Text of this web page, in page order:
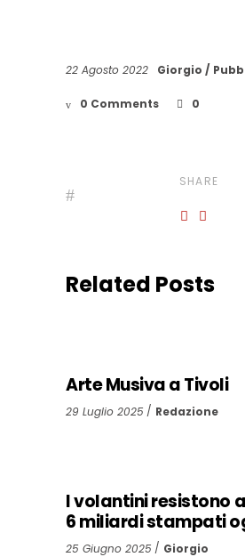
22 Agosto 2022 Giorgio
0 Comments 0
SHARE
Related Posts
Arte Musiva a Tivoli
29 Luglio 2025 Redazione
I volantini resistono
6 miliardi stampati
25 Giugno 2025 Giorgio